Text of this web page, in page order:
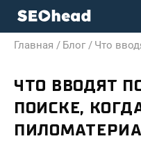
Главная / Блог / Что
ЧТО ВВОДЯТ
ПОИСКЕ,